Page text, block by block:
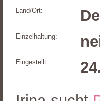
Land/Ort:
Einzelhaltung:
Eingestellt: